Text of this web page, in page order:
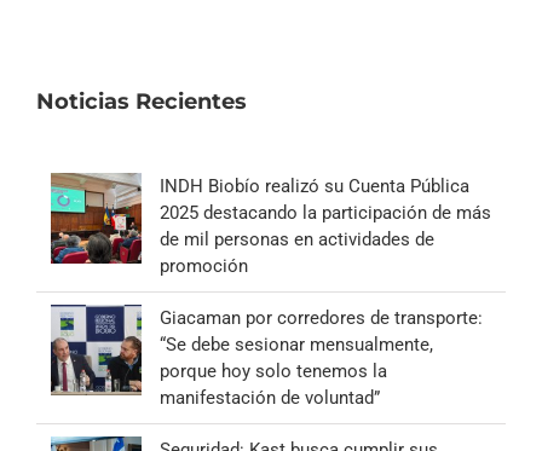
Noticias Recientes
INDH Biobío realizó su Cuenta Pública
2025 destacando la participación de más
de mil personas en actividades de
promoción
Giacaman por corredores de transporte:
“Se debe sesionar mensualmente,
porque hoy solo tenemos la
manifestación de voluntad”